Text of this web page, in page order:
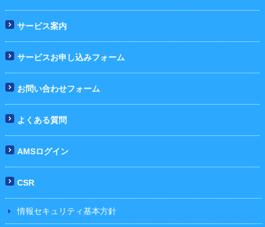
サービス案内
サービスお申し込みフォーム
お問い合わせフォーム
よくある質問
AMSログイン
CSR
情報セキュリティ基本方針